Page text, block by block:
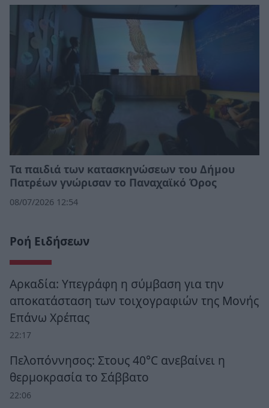
Τα παιδιά των κατασκηνώσεων του Δήμου
Πατρέων γνώρισαν το Παναχαϊκό Όρος
08/07/2026 12:54
Ροή Ειδήσεων
Αρκαδία: Υπεγράφη η σύμβαση για την
αποκατάσταση των τοιχογραφιών της Μονής
Επάνω Χρέπας
22:17
Πελοπόννησος: Στους 40°C ανεβαίνει η
θερμοκρασία το Σάββατο
22:06